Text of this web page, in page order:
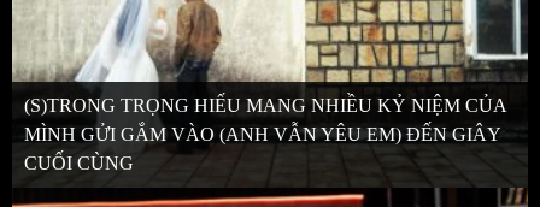
(S)TRONG TRỌNG HIẾU MANG NHIỀU KỶ NIỆM CỦA
MÌNH GỬI GẮM VÀO (ANH VẪN YÊU EM) ĐẾN GIÂY
CUỐI CÙNG